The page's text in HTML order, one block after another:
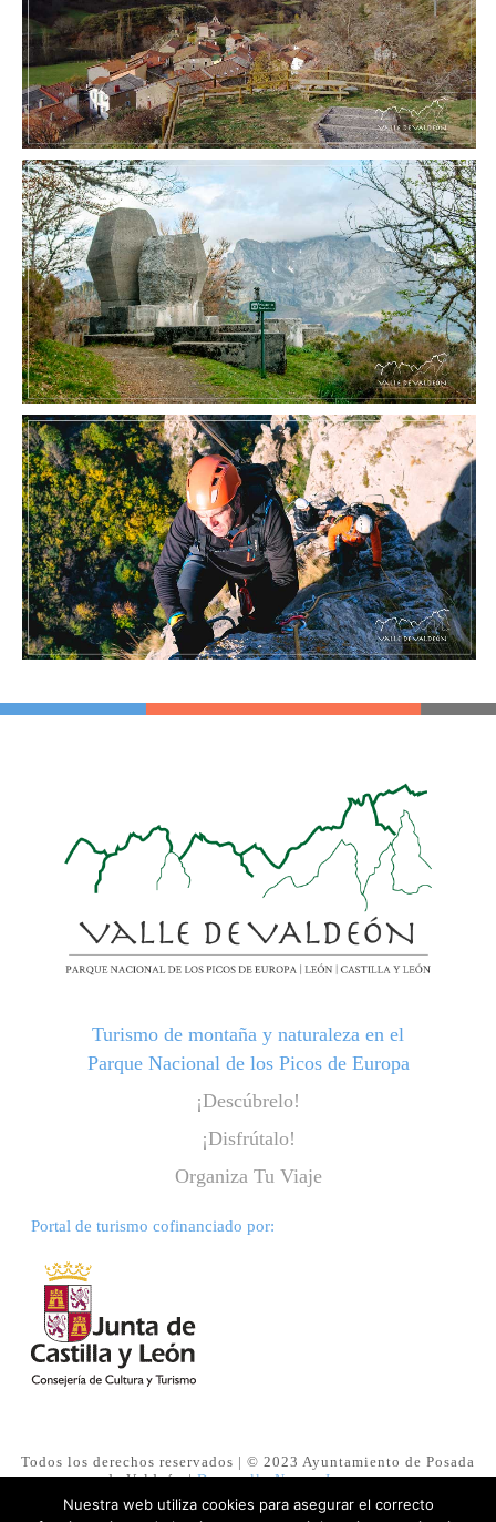
MIRADOR DE PIEDRASHITAS
VÍA FERRATA DE VALDEÓN
Turismo de montaña y naturaleza en el
Parque Nacional de los Picos de Europa
¡Descúbrelo!
¡Disfrútalo!
Organiza Tu Viaje
Portal de turismo cofinanciado por:
Todos los derechos reservados | © 2023 Ayuntamiento de Posada
de Valdeón |Desarrollo NuevasImagenes
Nuestra web utiliza cookies para asegurar el correcto